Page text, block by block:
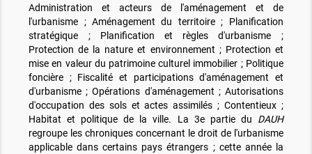
Administration et acteurs de l'aménagement et de
l'urbanisme ; Aménagement du territoire ; Planification
stratégique ; Planification et règles d'urbanisme ;
Protection de la nature et environnement ; Protection et
mise en valeur du patrimoine culturel immobilier ; Politique
foncière ; Fiscalité et participations d'aménagement et
d'urbanisme ; Opérations d'aménagement ; Autorisations
d'occupation des sols et actes assimilés ; Contentieux ;
Habitat et politique de la ville. La 3e partie du DAUH
regroupe les chroniques concernant le droit de l'urbanisme
applicable dans certains pays étrangers ; cette année la